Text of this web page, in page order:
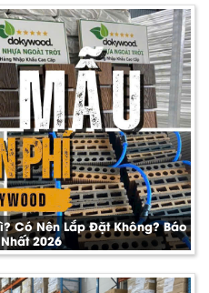
Có Nên Lắp Đặt Không? Báo
2026